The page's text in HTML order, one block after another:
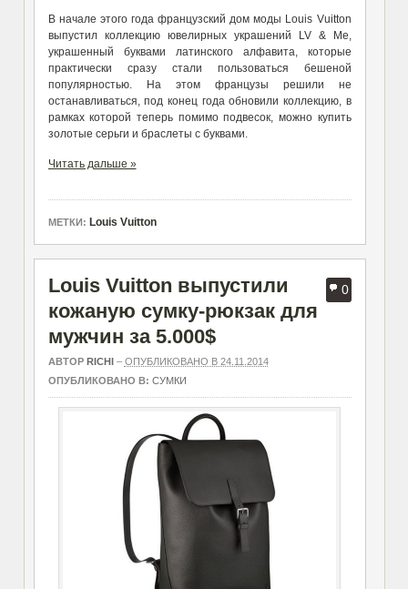
В начале этого года французский дом моды Louis Vuitton
выпустил коллекцию ювелирных украшений LV & Me,
украшенный буквами латинского алфавита, которые
практически сразу стали пользоваться бешеной
популярностью. На этом французы решили не
останавливаться, под конец года обновили коллекцию, в
рамках которой теперь помимо подвесок, можно купить
золотые серьги и браслеты с буквами.
Читать дальше »
МЕТКИ: Louis Vuitton
0
Louis Vuitton выпустили
кожаную сумку-рюкзак для
мужчин за 5.000$
АВТОР RICHI – ОПУБЛИКОВАНО В 24.11.2014
ОПУБЛИКОВАНО В: СУМКИ